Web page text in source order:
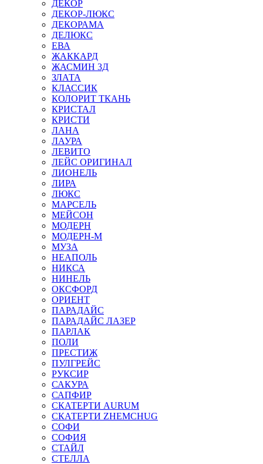
ДЕКОР
ДЕКОР-ЛЮКС
ДЕКОРАМА
ДЕЛЮКС
ЕВА
ЖАККАРД
ЖАСМИН 3Д
ЗЛАТА
КЛАССИК
КОЛОРИТ ТКАНЬ
КРИСТАЛ
КРИСТИ
ЛАНА
ЛАУРА
ЛЕВИТО
ЛЕЙС ОРИГИНАЛ
ЛИОНЕЛЬ
ЛИРА
ЛЮКС
МАРСЕЛЬ
МЕЙСОН
МОДЕРН
МОДЕРН-М
МУЗА
НЕАПОЛЬ
НИКСА
НИНЕЛЬ
ОКСФОРД
ОРИЕНТ
ПАРАДАЙС
ПАРАДАЙС ЛАЗЕР
ПАРЛАК
ПОЛИ
ПРЕСТИЖ
ПУЛГРЕЙС
РУКСИР
САКУРА
САПФИР
СКАТЕРТИ AURUM
СКАТЕРТИ ZHEMCHUG
СОФИ
СОФИЯ
СТАЙЛ
СТЕЛЛА